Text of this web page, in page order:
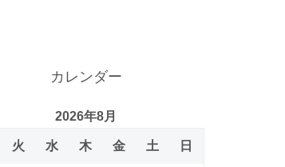
カレンダー
2026年8月
火 水 木 金 土 日